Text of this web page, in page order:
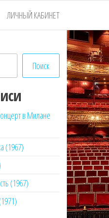
ЛИЧНЫЙ КАБИНЕТ
Поиск
в Милане
(1967)
(1967)